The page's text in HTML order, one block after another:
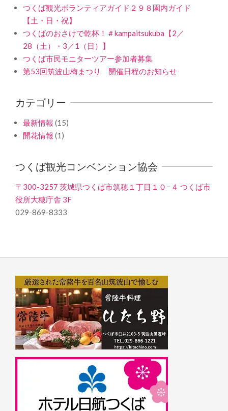
つくば観光ボランティアガイド２９８園内ガイド
【土・日・祝】
つくばのおさけで乾杯！＃kampaitsukuba【2／
28（土）・3／1（日）】
つくば市民モニターツアー参加者募集
第53回筑波山梅まつり 開催日程のお知らせ
カテゴリー
最新情報 (15)
開花情報 (1)
つくば観光コンベンション協会
〒300-3257 茨城県つくば市筑穂１丁目１０−４ つくば市
役所大穂庁舎 3F
029-869-8333